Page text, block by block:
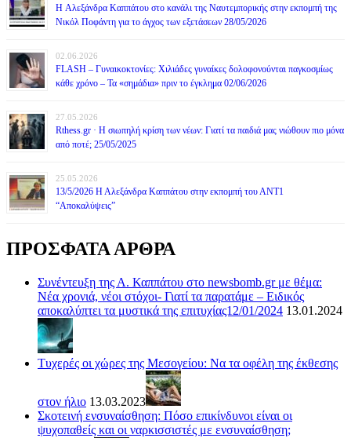
H Αλεξάνδρα Καππάτου στο κανάλι της Ναυτεμπορικής στην εκπομπή της
Νικόλ Ποφάντη για το άγχος των εξετάσεων 28/05/2026
02.06.2026
FLASH – Γυναικοκτονίες: Χιλιάδες γυναίκες δολοφονούνται παγκοσμίως
κάθε χρόνο – Τα «σημάδια» πριν το έγκλημα 02/06/2026
27.05.2026
Rthess.gr · Η σιωπηλή κρίση των νέων: Γιατί τα παιδιά μας νιώθουν πιο μόνα
από ποτέ; 25/05/2025
25.05.2026
13/5/2026 Η Αλεξάνδρα Καππάτου στην εκπομπή του ΑΝΤ1
“Αποκαλύψεις”
ΠΡΟΣΦΑΤΑ ΑΡΘΡΑ
Συνέντευξη της Α. Καππάτου στο newsbomb.gr με θέμα:
Νέα χρονιά, νέοι στόχοι- Γιατί τα παρατάμε – Ειδικός
αποκαλύπτει τα μυστικά της επιτυχίας12/01/2024 13.01.2024
Τυχερές οι χώρες της Μεσογείου: Να τα οφέλη της έκθεσης
στον ήλιο 13.03.2023
Σκοτεινή ενσυναίσθηση: Πόσο επικίνδυνοι είναι οι
ψυχοπαθείς και οι ναρκισσιστές με ενσυναίσθηση;